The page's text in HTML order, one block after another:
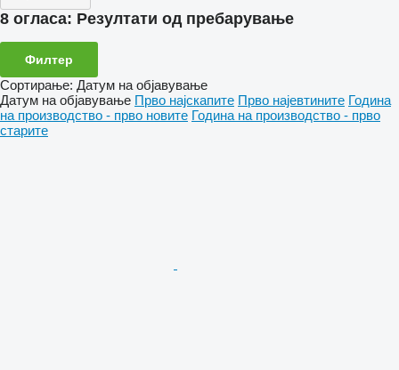
8 огласа: Резултати од пребарување
Филтер
Сортирање: Датум на објавување
Датум на објавување Прво најскапите Прво најевтините Година
на производство - прво новите Година на производство - прво
старите